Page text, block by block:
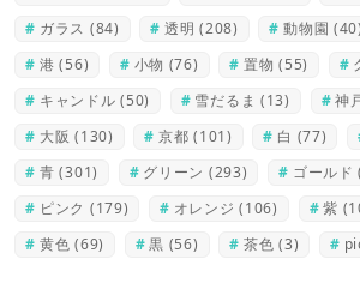
ガラス (84) 透明 (208) 動物園 (40)
港 (56) 小物 (76) 置物 (55)
キャンドル (50) 雪だるま (13) 神
大阪 (130) 京都 (101) 白 (77)
青 (301) グリーン (293) ゴールド
ピンク (179) オレンジ (106) 紫
黄色 (69) 黒 (56) 茶色 (3)